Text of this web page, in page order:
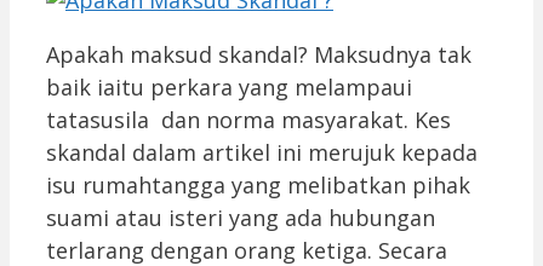
Apakah maksud skandal? Maksudnya tak
baik iaitu perkara yang melampaui
tatasusila dan norma masyarakat. Kes
skandal dalam artikel ini merujuk kepada
isu rumahtangga yang melibatkan pihak
suami atau isteri yang ada hubungan
terlarang dengan orang ketiga. Secara